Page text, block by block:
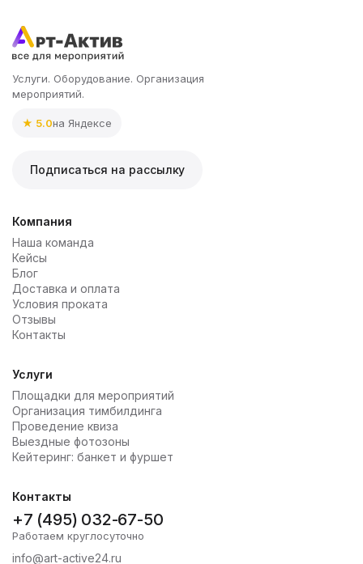
Услуги. Оборудование. Организация
мероприятий.
★ 5.0на Яндексе
Подписаться на рассылку
Компания
Наша команда
Кейсы
Блог
Доставка и оплата
Условия проката
Отзывы
Контакты
Услуги
Площадки для мероприятий
Организация тимбилдинга
Проведение квиза
Выездные фотозоны
Кейтеринг: банкет и фуршет
Контакты
+7 (495) 032-67-50
Работаем круглосуточно
info@art-active24.ru